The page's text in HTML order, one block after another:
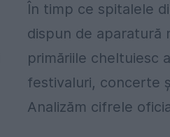
În timp ce spitalele
dispun de aparatură
primăriile cheltuiesc
festivaluri, concerte
Analizăm cifrele